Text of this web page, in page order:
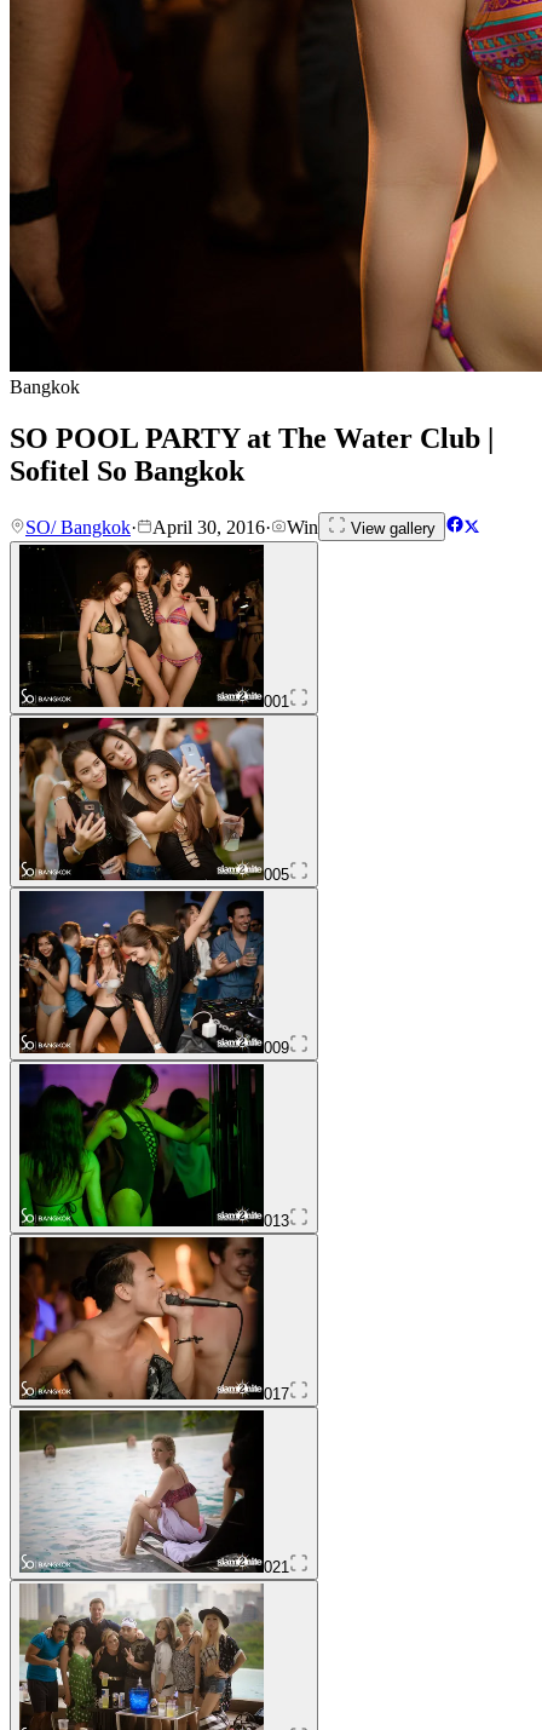
Bangkok
SO POOL PARTY at The Water Club |
Sofitel So Bangkok
SO/ Bangkok· April 30, 2016· Win View gallery
001
005
009
013
017
021